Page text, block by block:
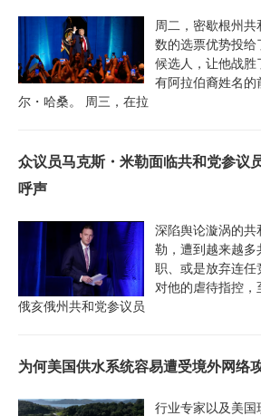
周二，密歇根州
数的选票优势投给
候选人，让他战胜
有阿拉伯裔姓名的
尔・哈桑。 周三，在拉
众议员马克斯・米勒面临共和党参议
呼声
深陷舆论漩涡的共
勒，遭到越来越多
职、或是放弃连任
对他的虐待指控，
俄亥俄州共和党参议员
为何美国供水系统容易遭受境外网络
行业专家以及美国